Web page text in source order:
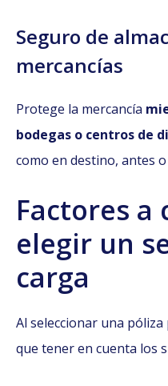
Seguro de
mercancías
Protege la mercancía
bodegas o centros de
como en destino, antes
Factores a
elegir un
carga
Al seleccionar una
que tener en cuenta los